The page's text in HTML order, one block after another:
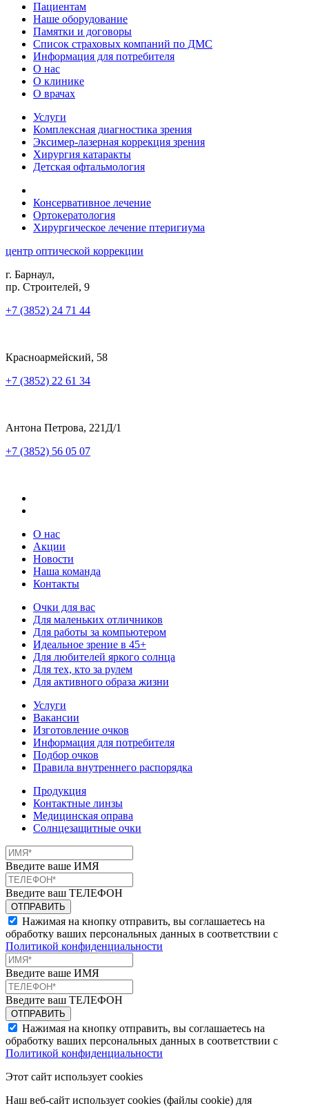
Пациентам
Наше оборудование
Памятки и договоры
Список страховых компаний по ДМС
Информация для потребителя
О нас
О клинике
О врачах
Услуги
Комплексная диагностика зрения
Эксимер-лазерная коррекция зрения
Хирургия катаракты
Детская офтальмология
Консервативное лечение
Ортокератология
Хирургическое лечение птеригиума
центр оптической коррекции
г. Барнаул,
пр. Строителей, 9
+7 (3852) 24 71 44
Красноармейский, 58
+7 (3852) 22 61 34
Антона Петрова, 221Д/1
+7 (3852) 56 05 07
О нас
Акции
Новости
Наша команда
Контакты
Очки для вас
Для маленьких отличников
Для работы за компьютером
Идеальное зрение в 45+
Для любителей яркого солнца
Для тех, кто за рулем
Для активного образа жизни
Услуги
Вакансии
Изготовление очков
Информация для потребителя
Подбор очков
Правила внутреннего распорядка
Продукция
Контактные линзы
Медицинская оправа
Солнцезащитные очки
Введите ваше ИМЯ
Введите ваш ТЕЛЕФОН
Нажимая на кнопку отправить, вы соглашаетесь на
обработку ваших персональных данных в соответствии с
Политикой конфиденциальности
Введите ваше ИМЯ
Введите ваш ТЕЛЕФОН
Нажимая на кнопку отправить, вы соглашаетесь на
обработку ваших персональных данных в соответствии с
Политикой конфиденциальности
Этот сайт использует cookies
Наш веб-сайт использует cookies (файлы cookie) для